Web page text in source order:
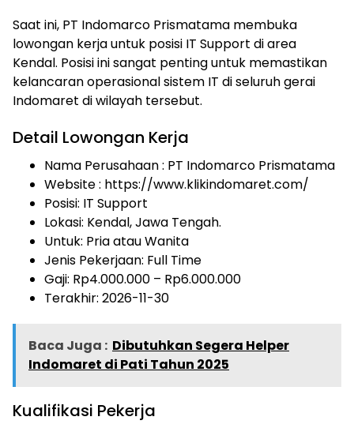
Saat ini, PT Indomarco Prismatama membuka
lowongan kerja untuk posisi IT Support di area
Kendal. Posisi ini sangat penting untuk memastikan
kelancaran operasional sistem IT di seluruh gerai
Indomaret di wilayah tersebut.
Detail Lowongan Kerja
Nama Perusahaan : PT Indomarco Prismatama
Website : https://www.klikindomaret.com/
Posisi: IT Support
Lokasi: Kendal, Jawa Tengah.
Untuk: Pria atau Wanita
Jenis Pekerjaan: Full Time
Gaji: Rp4.000.000 – Rp6.000.000
Terakhir: 2026-11-30
Baca Juga : Dibutuhkan Segera Helper
Indomaret di Pati Tahun 2025
Kualifikasi Pekerja